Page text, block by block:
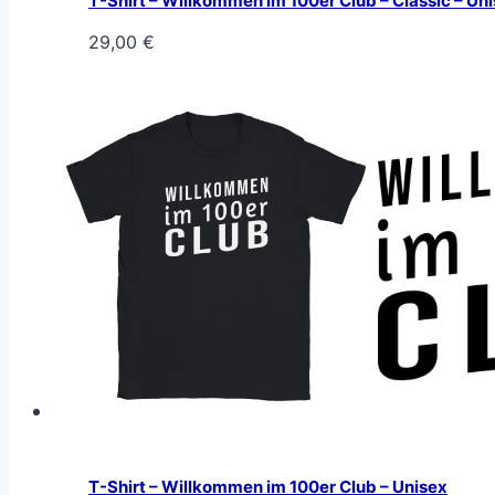
29,00 €
T-Shirt – Willkommen im 100er Club – Unisex